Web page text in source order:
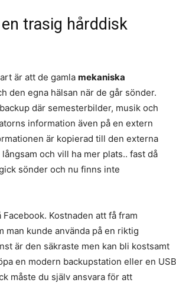
trasig hårddisk
är att de gamla mekaniska
den egna hälsan när de går sönder.
där semesterbilder, musik och
information även på en extern
är kopierad till den externa
och vill ha mer plats.. fast då
sönder och nu finns inte
Kostnaden att få fram
man kunde använda på en riktig
är den säkraste men kan bli kostsamt
en modern backupstation eller en USB
måste du själv ansvara för att